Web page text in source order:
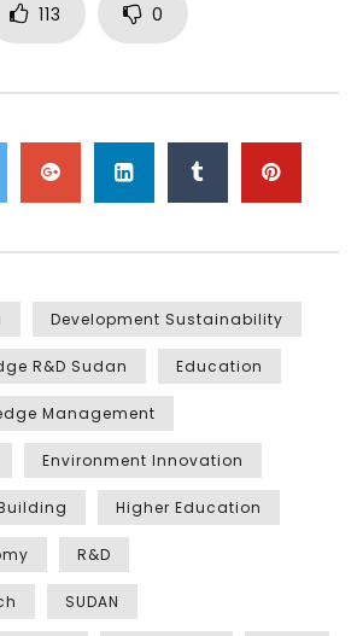
113 0
Development Sustainability
R&D Sudan Education
Management
Environment Innovation
Higher Education
R&D
SUDAN